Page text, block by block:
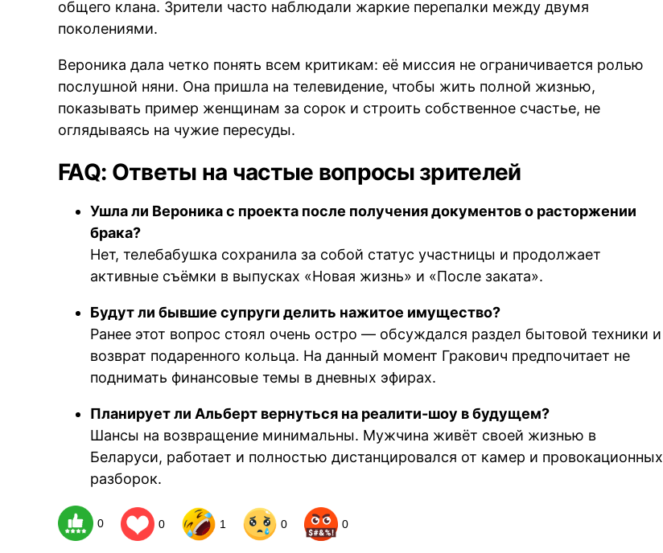
общего клана. Зрители часто наблюдали жаркие перепалки между двумя
поколениями.
Вероника дала четко понять всем критикам: её миссия не ограничивается ролью
послушной няни. Она пришла на телевидение, чтобы жить полной жизнью,
показывать пример женщинам за сорок и строить собственное счастье, не
оглядываясь на чужие пересуды.
FAQ: Ответы на частые вопросы зрителей
Ушла ли Вероника с проекта после получения документов о расторжении
брака?
Нет, телебабушка сохранила за собой статус участницы и продолжает
активные съёмки в выпусках «Новая жизнь» и «После заката».
Будут ли бывшие супруги делить нажитое имущество?
Ранее этот вопрос стоял очень остро — обсуждался раздел бытовой техники и
возврат подаренного кольца. На данный момент Гракович предпочитает не
поднимать финансовые темы в дневных эфирах.
Планирует ли Альберт вернуться на реалити-шоу в будущем?
Шансы на возвращение минимальны. Мужчина живёт своей жизнью в
Беларуси, работает и полностью дистанцировался от камер и провокационных
разборок.
0 0 1 0 0